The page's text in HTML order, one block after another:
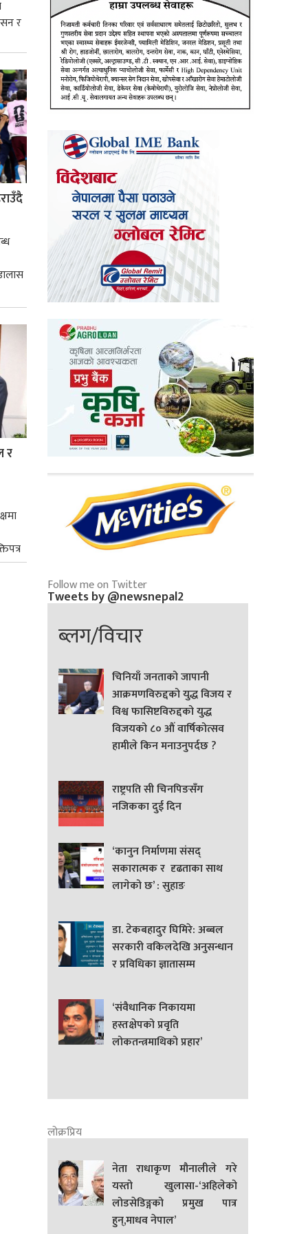
र
र
Follow me on Twitter
Tweets by @newsnepal2
ब्लग/विचार
चिनियाँ जनताको जापानी
आक्रमणविरुद्दको युद्ध विजय र
विश्व फासिष्टविरुद्दको युद्ध
विजयको ८० औं वार्षिकोत्सव
हामीले किन मनाउनुपर्दछ ?
राष्ट्रपति सी चिनपिङसँग
नजिकका दुई दिन
‘कानुन निर्माणमा संसद्
सकारात्मक र दृढताका साथ
लागेको छ’ : सुहाङ
डा. टेकबहादुर घिमिरे: अब्बल
सरकारी वकिलदेखि अनुसन्धान
र प्रविधिका ज्ञातासम्म
‘संवैधानिक निकायमा
हस्तक्षेपको प्रवृति
लोकतन्त्रमाथिको प्रहार’
लोक्रप्रिय
नेता राधाकृण मौनालीले गरे
यस्तो खुलासा-‘अहिलेको
लोडसेडिङ्गको प्रमुख पात्र
हुन्,माधव नेपाल’